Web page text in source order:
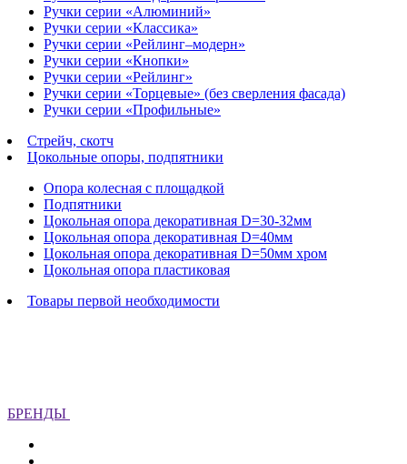
Ручки серии «Алюминий»
Ручки серии «Классика»
Ручки серии «Рейлинг–модерн»
Ручки серии «Кнопки»
Ручки серии «Рейлинг»
Ручки серии «Торцевые» (без сверления фасада)
Ручки серии «Профильные»
Стрейч, скотч
Цокольные опоры, подпятники
Опора колесная с площадкой
Подпятники
Цокольная опора декоративная D=30-32мм
Цокольная опора декоративная D=40мм
Цокольная опора декоративная D=50мм хром
Цокольная опора пластиковая
Товары первой необходимости
БРЕНДЫ